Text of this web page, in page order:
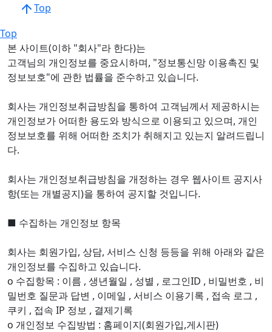
Top
Top
본 사이트(이하 "회사"라 한다)는
고객님의 개인정보를 중요시하며, "정보통신망 이용촉진 및
정보보호"에 관한 법률을 준수하고 있습니다.
회사는 개인정보취급방침을 통하여 고객님께서 제공하시는
개인정보가 어떠한 용도와 방식으로 이용되고 있으며, 개인
정보보호를 위해 어떠한 조치가 취해지고 있는지 알려드립니
다.
회사는 개인정보취급방침을 개정하는 경우 웹사이트 공지사
항(또는 개별공지)을 통하여 공지할 것입니다.
■ 수집하는 개인정보 항목
회사는 회원가입, 상담, 서비스 신청 등등을 위해 아래와 같은
개인정보를 수집하고 있습니다.
ο 수집항목 : 이름 , 생년월일 , 성별 , 로그인ID , 비밀번호 , 비
밀번호 질문과 답변 , 이메일 , 서비스 이용기록 , 접속 로그 ,
쿠키 , 접속 IP 정보 , 결제기록
ο 개인정보 수집방법 : 홈페이지(회원가입,게시판)